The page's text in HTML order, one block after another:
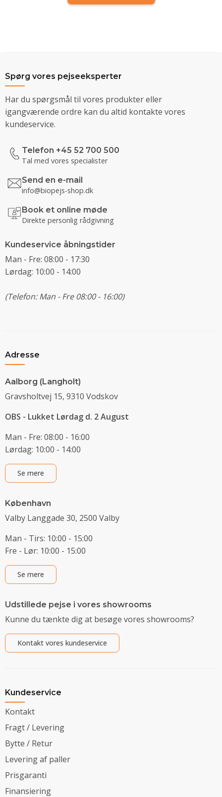
Spørg vores pejseeksperter
Har du spørgsmål til vores produkter eller
igangværende ordre kan du altid kontakte vores
kundeservice.
Telefon +45 52 700 500
Tal med vores specialister
Send en e-mail
info@biopejs-shop.dk
Book et online møde
Direkte personlig rådgivning
Kundeservice åbningstider
Man - Fre: 08:00 - 17:30
Lørdag: 10:00 - 14:00
(Telefon: Man - Fre 08:00 - 16:00)
Adresse
Aalborg (Langholt)
Gravsholtvej 15, 9310 Vodskov
OBS - Lukket Lørdag d. 2 August
Man - Fre: 08:00 - 16:00
Lørdag: 10:00 - 14:00
Se mere
København
Valby Langgade 30, 2500 Valby
Man - Tirs: 10:00 - 15:00
Fre - Lør: 10:00 - 15:00
Se mere
Udstillede pejse i vores showrooms
Kunne du tænkte dig at besøge vores showrooms?
Kontakt vores kundeservice
Kundeservice
Kontakt
Fragt / Levering
Bytte / Retur
Levering af paller
Prisgaranti
Finansiering